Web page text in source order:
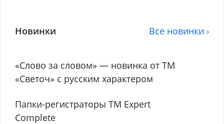
Новинки Все новинки ›
«Слово за словом» — новинка от ТМ
«Светоч» с русским характером
Папки-регистраторы ТМ Expert
Complete